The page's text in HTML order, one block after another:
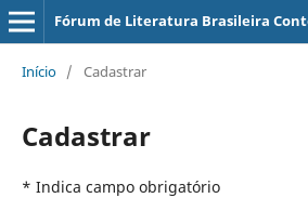
Fórum de Literatura Brasileira
Início / Cadastrar
Cadastrar
* Indica campo obrigatório